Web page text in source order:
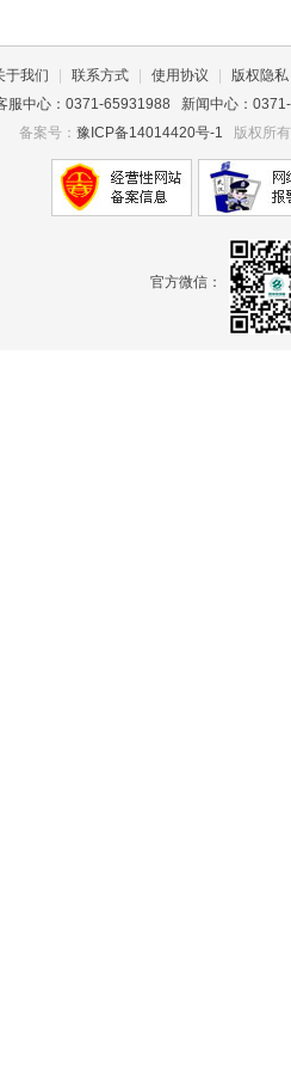
于我们 联系方式 使用协议
版权隐私
服中心：0371-65931988 新闻中心：
备案号： 豫ICP备14014420号-1 版权所
官方微信：